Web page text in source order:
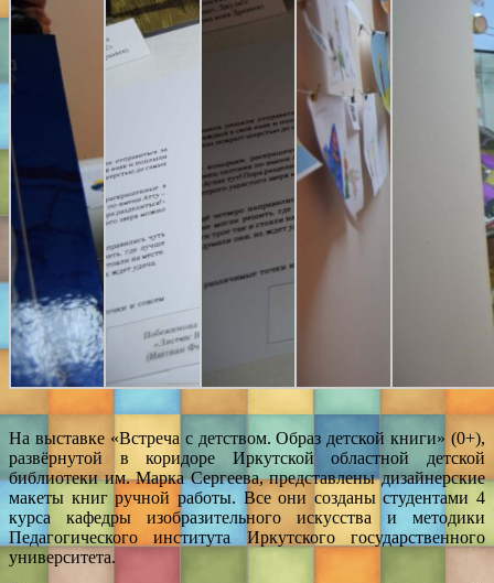
На выставке «Встреча с детством. Образ детской книги» (0+),
развёрнутой в коридоре Иркутской областной детской
библиотеки им. Марка Сергеева, представлены дизайнерские
макеты книг ручной работы. Все они созданы студентами 4
курса кафедры изобразительного искусства и методики
Педагогического института Иркутского государственного
университета.